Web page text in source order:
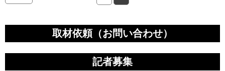
取材依頼（お問い合わせ）
記者募集